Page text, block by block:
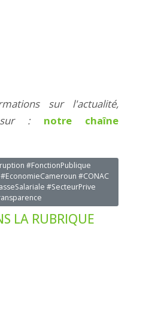
sur l'actualité,
sur : notre chaîne
#FonctionPublique
#CONAC
#SecteurPrive
LA RUBRIQUE